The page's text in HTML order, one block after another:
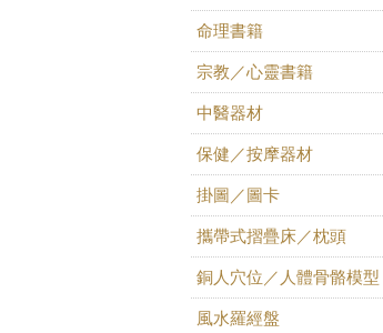
命理書籍
宗教／心靈書籍
中醫器材
保健／按摩器材
掛圖／圖卡
攜帶式摺疊床／枕頭
銅人穴位／人體骨骼模型
風水羅經盤